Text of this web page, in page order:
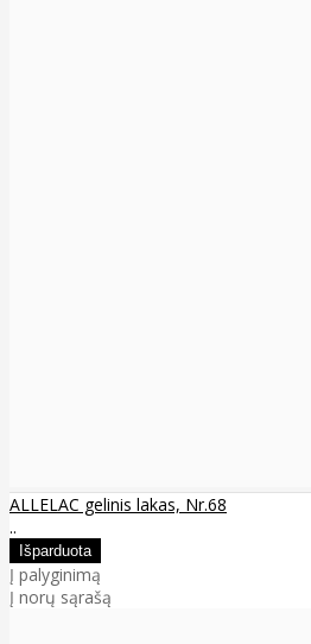
ALLELAC gelinis lakas, Nr.68
..
Į palyginimą
Į norų sąrašą